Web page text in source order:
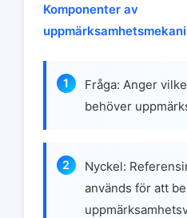
Komponenter av
Fråga: Anger
behöver
Nyckel:
används för att